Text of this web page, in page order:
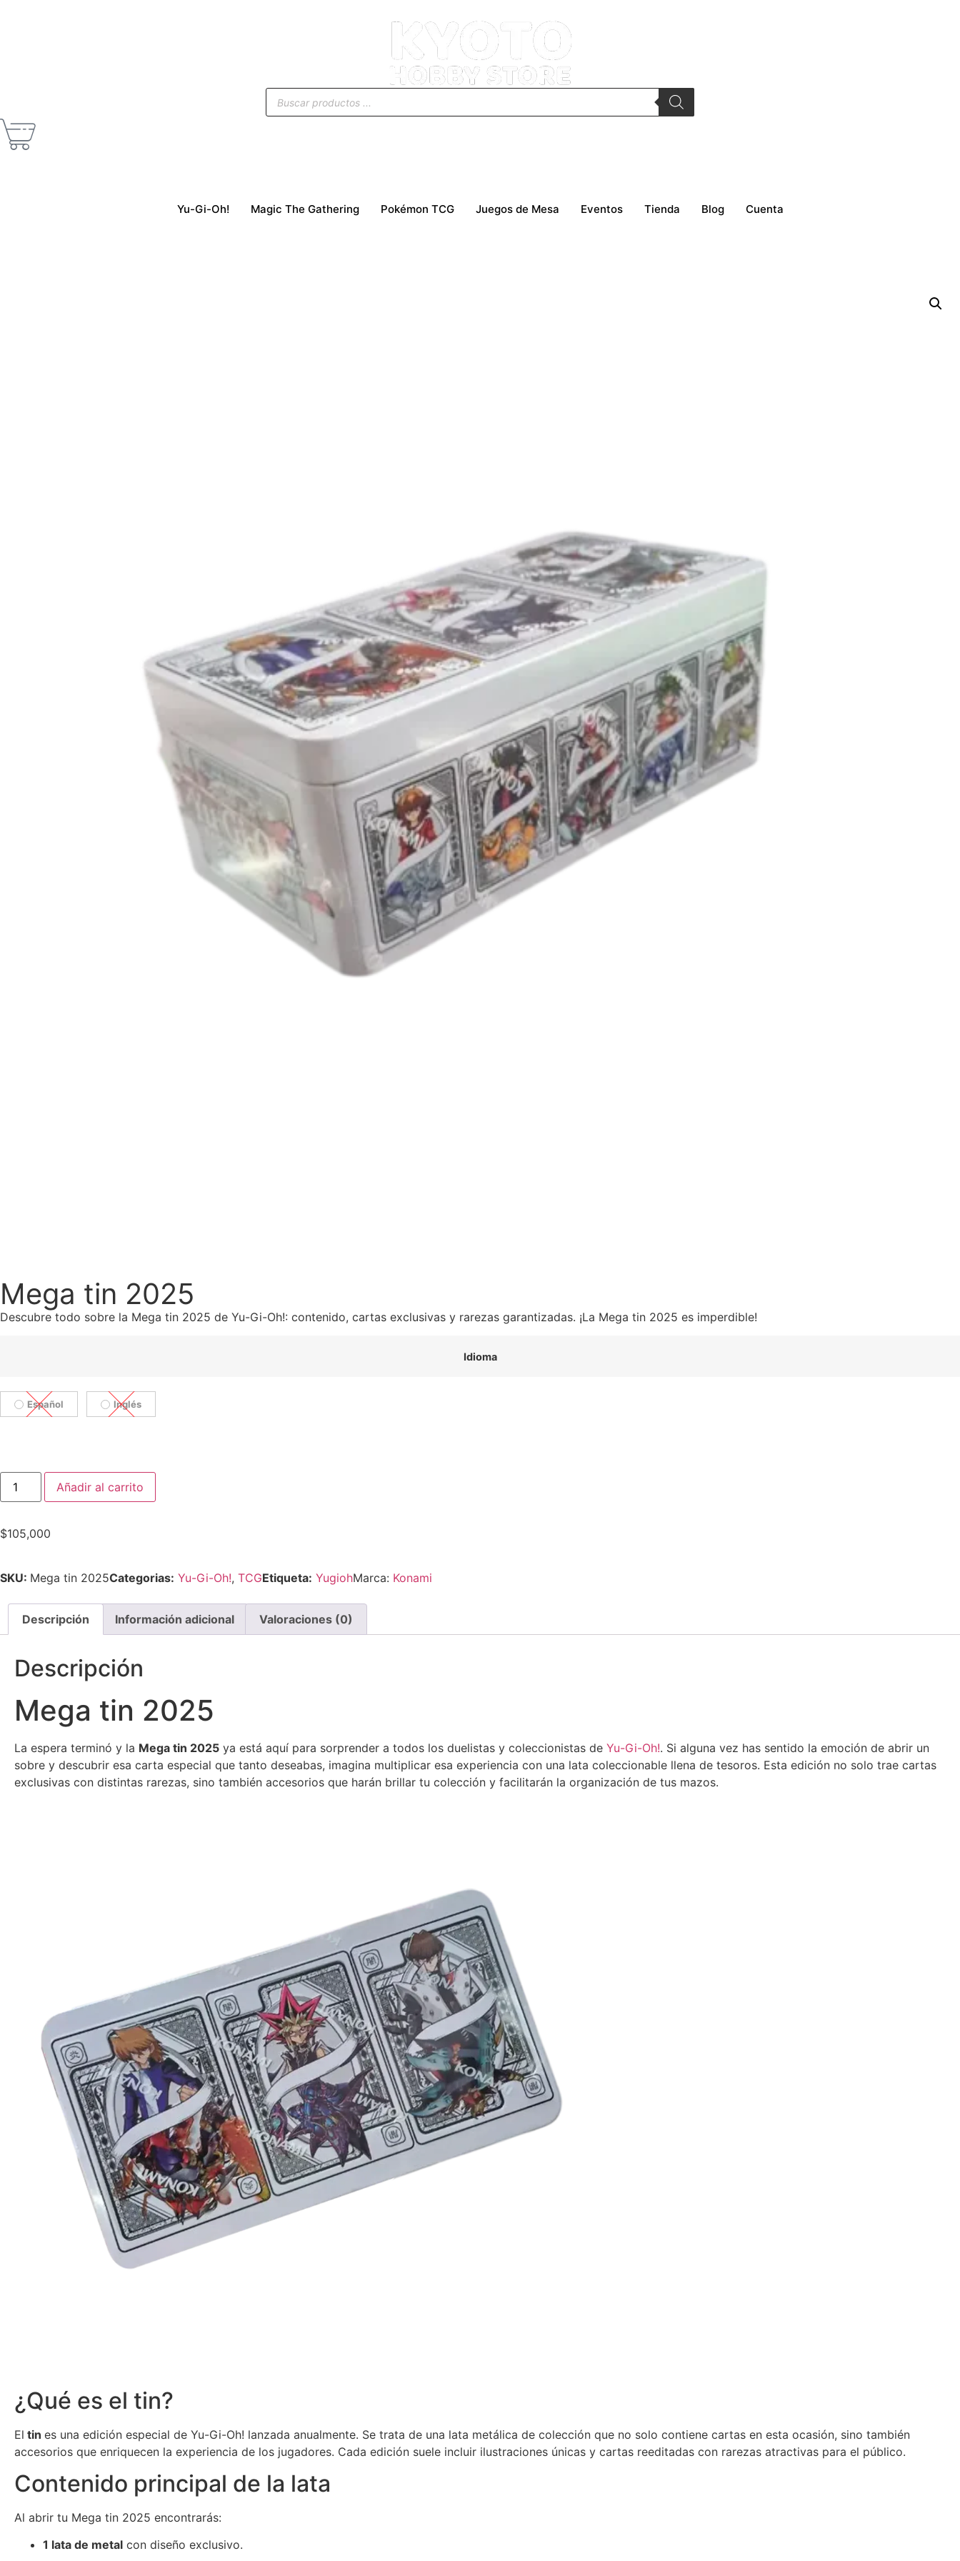
Yu-Gi-Oh! Magic The Gathering Pokémon TCG Juegos de Mesa Eventos Tienda Blog Cuenta
Mega tin 2025
Descubre todo sobre la Mega tin 2025 de Yu-Gi-Oh!: contenido, cartas exclusivas y rarezas garantizadas. ¡La Mega tin 2025 es imperdible!
Idioma
Español Inglés
Añadir al carrito
$105,000
SKU: Mega tin 2025Categorias: Yu-Gi-Oh!, TCGEtiqueta: YugiohMarca: Konami
Descripción Información adicional Valoraciones (0)
Descripción
Mega tin 2025
La espera terminó y la Mega tin 2025 ya está aquí para sorprender a todos los duelistas y coleccionistas de Yu-Gi-Oh!. Si alguna vez has sentido la emoción de abrir un
sobre y descubrir esa carta especial que tanto deseabas, imagina multiplicar esa experiencia con una lata coleccionable llena de tesoros. Esta edición no solo trae cartas
exclusivas con distintas rarezas, sino también accesorios que harán brillar tu colección y facilitarán la organización de tus mazos.
¿Qué es el tin?
El tin es una edición especial de Yu-Gi-Oh! lanzada anualmente. Se trata de una lata metálica de colección que no solo contiene cartas en esta ocasión, sino también
accesorios que enriquecen la experiencia de los jugadores. Cada edición suele incluir ilustraciones únicas y cartas reeditadas con rarezas atractivas para el público.
Contenido principal de la lata
Al abrir tu Mega tin 2025 encontrarás:
1 lata de metal con diseño exclusivo.